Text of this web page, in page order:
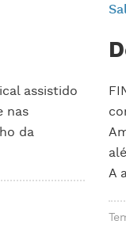
assistido
nas
da
A